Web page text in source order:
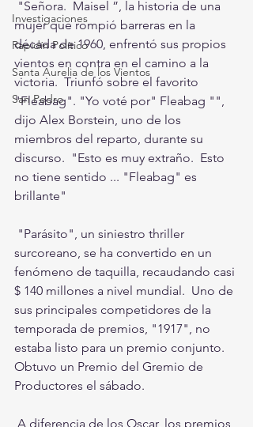
Investigaciones
Rapidín Político
Santa Aurelia de los Vientos
San Pedro
mujer que rompió barreras en la
década de 1960, enfrentó sus propios
vientos en contra en el camino a la
victoria.  Triunfó sobre el favorito
"Fleabag". "Yo voté por" Fleabag "",
dijo Alex Borstein, uno de los
miembros del reparto, durante su
discurso.  "Esto es muy extraño.  Esto
no tiene sentido ... "Fleabag" es
brillante"
surcoreano, se ha convertido en un
fenómeno de taquilla, recaudando casi
$ 140 millones a nivel mundial.  Uno de
sus principales competidores de la
temporada de premios, "1917", no
estaba listo para un premio conjunto.
Obtuvo un Premio del Gremio de
Productores el sábado.